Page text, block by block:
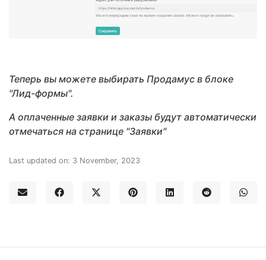
Теперь вы можете выбирать Продамус в блоке
"Лид-формы".
А оплаченные заявки и заказы будут автоматически
отмечаться на странице "Заявки"
Last updated on: 3 November, 2023